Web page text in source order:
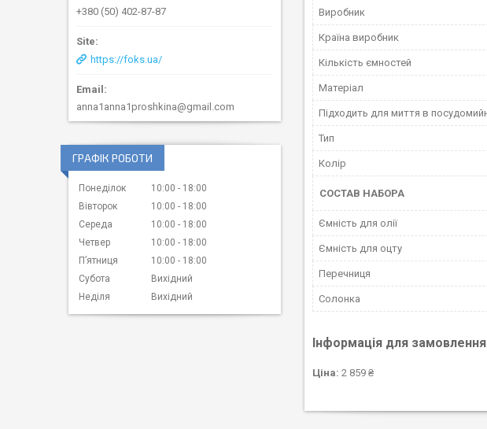
Виробник
Країна виробник
Кількість ємностей
Матеріал
Підходить для миття в
Тип
Колір
СОСТАВ НАБОРА
Ємність для олії
Ємність для оцту
Перечниця
Солонка
Інформація для замовлення
Ціна: 2 859 ₴
+380 (50) 402-87-87
https://foks.ua/
anna1anna1proshkina@gmail.com
ГРАФІК РОБОТИ
Понеділок 10:00
18:00
Вівторок
10:00
18:00
Середа
10:00
18:00
Четвер
10:00
18:00
Пʼятниця
10:00
18:00
Субота
Вихідний
Неділя
Вихідний